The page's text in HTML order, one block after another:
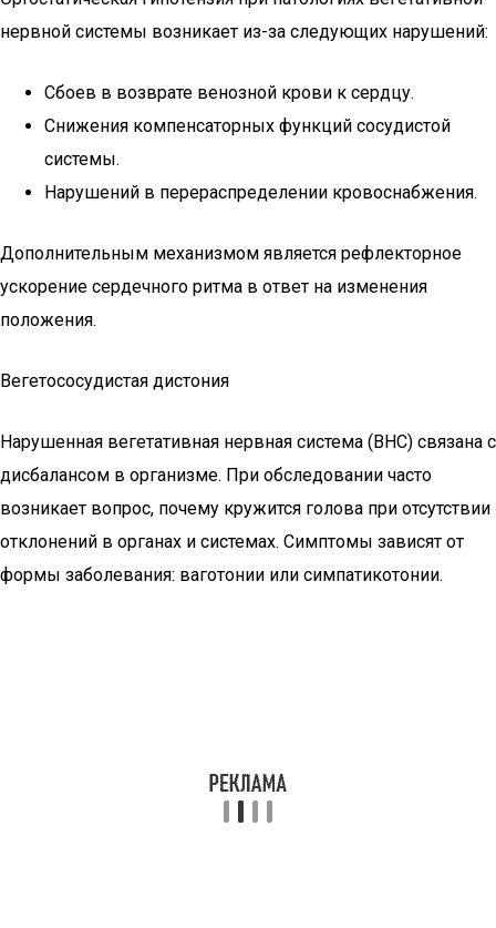
нервной системы возникает из-за следующих нарушений:
Сбоев в возврате венозной крови к сердцу.
Снижения компенсаторных функций сосудистой
системы.
Нарушений в перераспределении кровоснабжения.
Дополнительным механизмом является рефлекторное
ускорение сердечного ритма в ответ на изменения
положения.
Вегетососудистая дистония
Нарушенная вегетативная нервная система (ВНС) связана с
дисбалансом в организме. При обследовании часто
возникает вопрос, почему кружится голова при отсутствии
отклонений в органах и системах. Симптомы зависят от
формы заболевания: ваготонии или симпатикотонии.